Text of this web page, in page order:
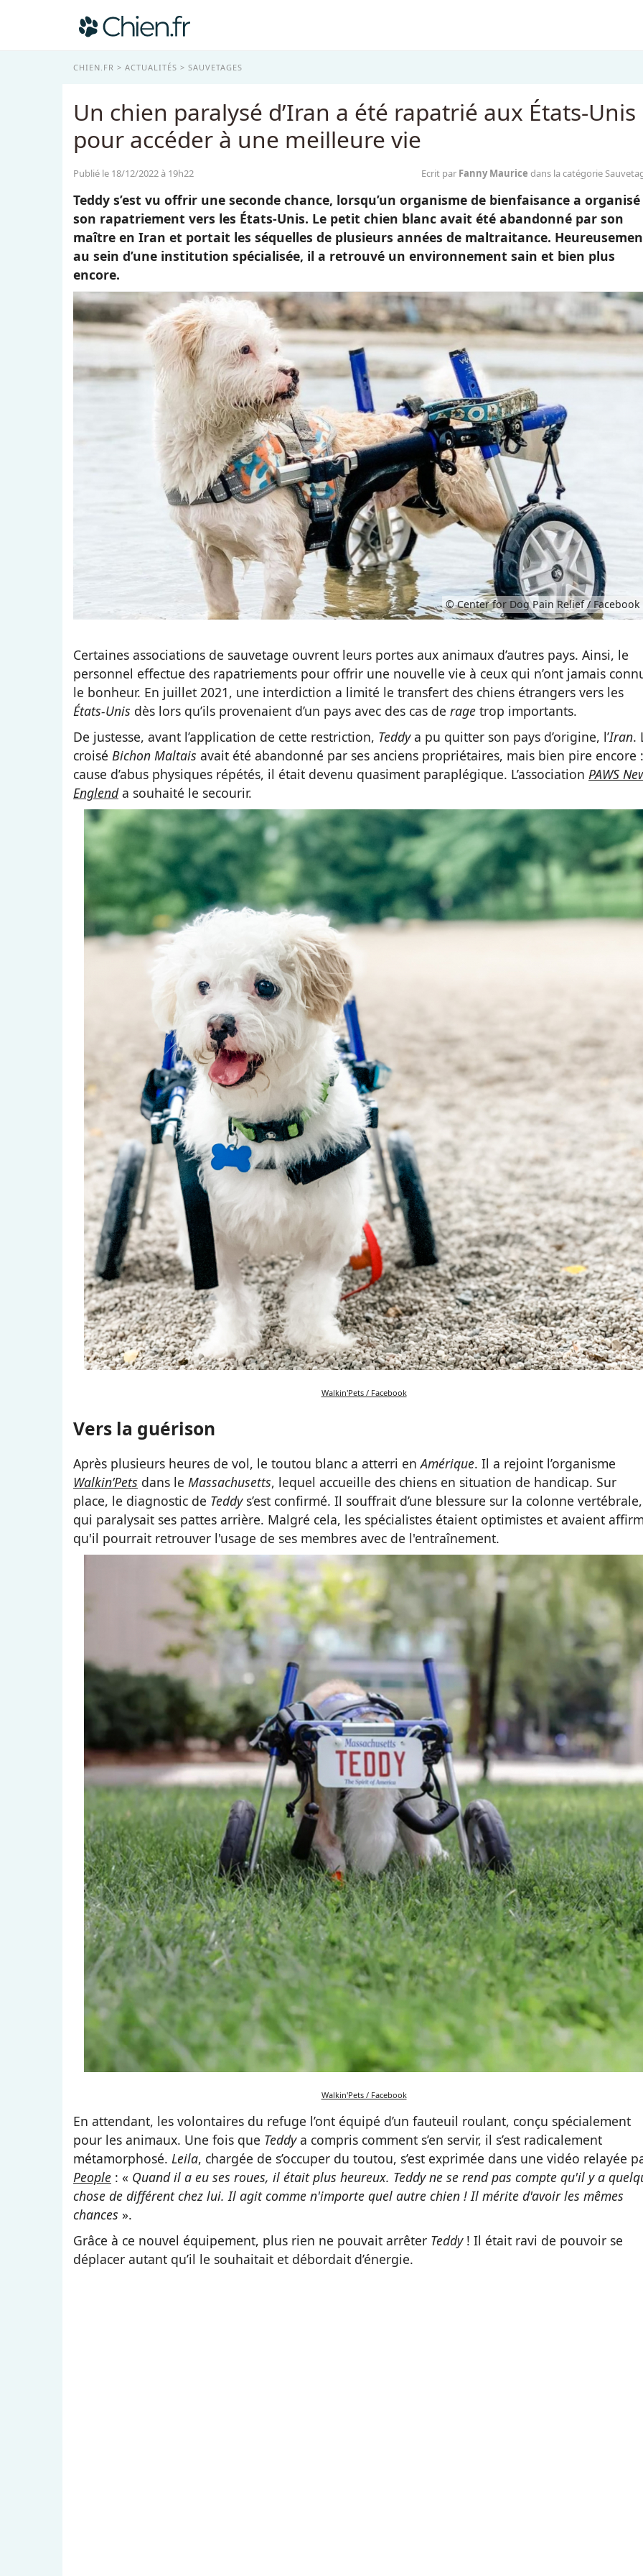
CHIEN.FR ACTUALITÉS SAUVETAGES
Un chien paralysé d’Iran a été rapatrié aux États-Unis
pour accéder à une meilleure vie
Publié le 18/12/2022 à 19h22 Ecrit par Fanny Maurice dans la catégorie
Teddy s’est vu offrir une seconde chance, lorsqu’un organisme de bienfaisance a organisé
son rapatriement vers les États-Unis. Le petit chien blanc avait été abandonné par son
maître en Iran et portait les séquelles de plusieurs années de maltraitance.
au sein d’une institution spécialisée, il a retrouvé un environnement sain et bien plus
encore.
© Center for Dog Pain Relief / Facebook
Certaines associations de sauvetage ouvrent leurs portes aux animaux d’autres pays. Ainsi, le
personnel effectue des rapatriements pour offrir une nouvelle vie à ceux qui n’ont jamais
le bonheur. En juillet 2021, une interdiction a limité le transfert des chiens étrangers vers les
États-Unis dès lors qu’ils provenaient d’un pays avec des cas de rage trop importants.
De justesse, avant l’application de cette restriction, Teddya pu quitter son pays d’origine, l’Iran.
croisé Bichon Maltais avait été abandonné par ses anciens propriétaires, mais bien pire encore
cause d’abus physiques répétés, il était devenu quasiment paraplégique. L’association PAWS
Englenda souhaité le secourir.
Walkin'Pets / Facebook
Vers la guérison
Après plusieurs heures de vol, le toutou blanc a atterri enAmérique. Il a rejoint l’organisme
Walkin’Pets dans le Massachusetts, lequel accueille des chiens en situation de handicap. Sur
place, le diagnostic de Teddy s’est confirmé. Il souffrait d’une blessure sur la colonne vertébrale,
qui paralysait ses pattes arrière. Malgré cela, les spécialistes étaient optimistes et avaient
qu'il pourrait retrouver l'usage de ses membres avec de l'entraînement.
Walkin'Pets / Facebook
En attendant, les volontaires du refuge l’ont équipé d’un fauteuil roulant, conçu spécialement
pour les animaux. Une fois que Teddya compris comment s’en servir, il s’est radicalement
métamorphosé. Leila, chargée de s’occuper du toutou, s’est exprimée dans une vidéo relayée
People : « Quand il a eu ses roues, il était plus heureux. Teddy ne se rend pas compte qu'il y a
chose de différent chez lui. Il agit comme n'importe quel autre chien ! Il mérite d'avoir les mêmes
chances ».
Grâce à ce nouvel équipement, plus rien ne pouvait arrêter Teddy ! Il était ravi de pouvoir se
déplacer autant qu’il le souhaitait et débordait d’énergie.